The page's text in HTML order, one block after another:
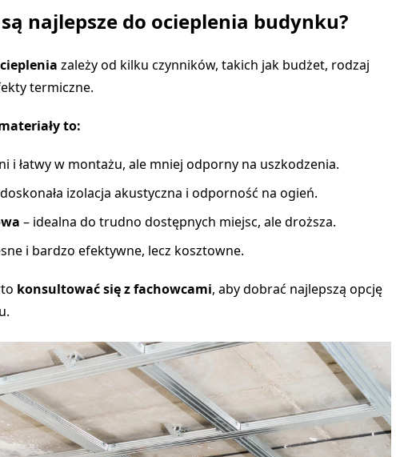
najlepsze do ocieplenia budynku?
zależy od kilku czynników, takich jak budżet, rodzaj
termiczne.
to:
i łatwy w montażu, ale mniej odporny na uszkodzenia.
izolacja akustyczna i odporność na ogień.
– idealna do trudno dostępnych miejsc, ale droższa.
i bardzo efektywne, lecz kosztowne.
konsultować się z fachowcami, aby dobrać najlepszą opcję